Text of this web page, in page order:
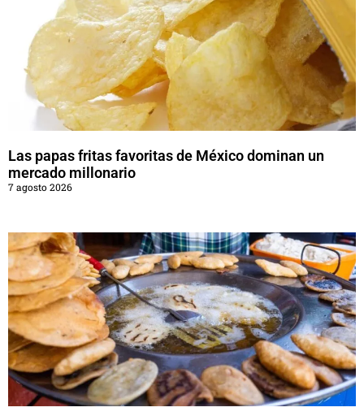
Las papas fritas favoritas de México dominan un
mercado millonario
7 agosto 2026